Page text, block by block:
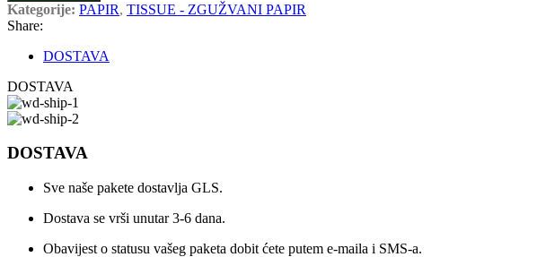
Kategorije: PAPIR, TISSUE - ZGUŽVANI PAPIR
Share:
DOSTAVA
DOSTAVA
DOSTAVA
Sve naše pakete dostavlja GLS.
Dostava se vrši unutar 3-6 dana.
Obavijest o statusu vašeg paketa dobit ćete putem e-maila i SMS-a.